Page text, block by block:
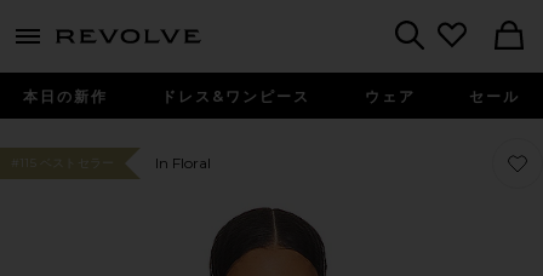
menu - shows more content
本日の新作 ドレス&ワンピース ウェア セール
#115 ベストセラー In Floral お気
お気